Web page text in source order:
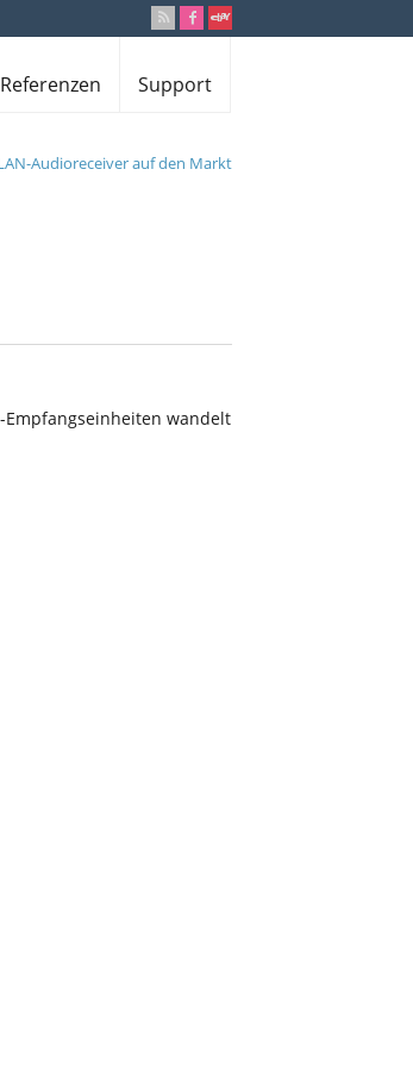
Referenzen Support
Audioreceiver auf den Markt
Empfangseinheiten wandelt